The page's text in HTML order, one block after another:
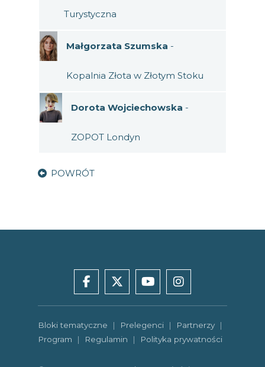
Turystyczna
Małgorzata Szumska -
Kopalnia Złota w Złotym Stoku
Dorota Wojciechowska -
ZOPOT Londyn
POWRÓT
facebook x youtube instagram
Bloki tematyczne | Prelegenci | Partnerzy |
Program | Regulamin | Polityka prywatności